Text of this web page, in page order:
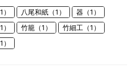
八尾和紙（1）
器（1）
竹籠（1）
竹細工（1）